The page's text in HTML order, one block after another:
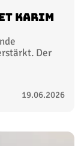
Karim
Der
19.06.2026